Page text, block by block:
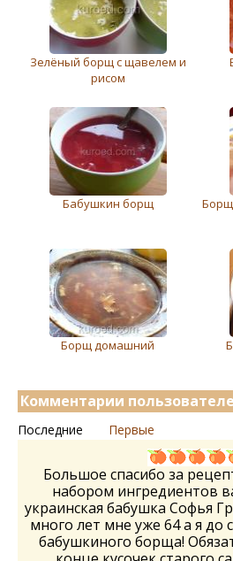
Зелёный борщ с щавелем и
рисом
Бабушкин борщ Борщ
Борщ домашний
Комментарии
Последние Первые
Большое спасибо за
набором ингредиентов
украинская бабушка Софья
много лет мне уже 64 а я до
бабушкиного борща!